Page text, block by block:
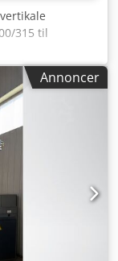
315 til
Vertikal
800 kN
Beregnet
183 g Specifikt
370 x
for
300
dimensioner:
og tekniske
Demontering
data
besvarer vi
Annoncer